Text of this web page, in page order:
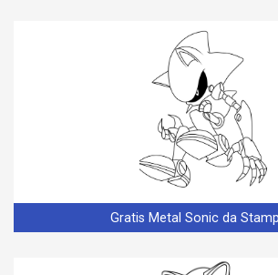
Gratis Metal Sonic da